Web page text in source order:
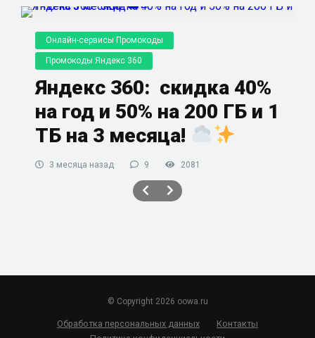
Онлайн-сервисы Промокоды
Промокоды Яндекс 360
Яндекс 360: скидка 40%
на год и 50% на 200 ГБ и 1
ТБ на 3 месяца!
3 месяца назад 9 2081
© Copyright 2026 oowa.ru
Обработка персональных данных
Контакты